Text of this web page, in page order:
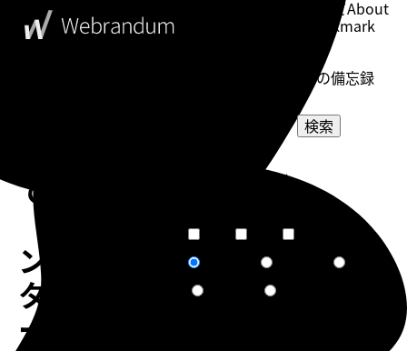
このブログについてAbout
Bookmark
ウェブデザイナーの備忘録
で
「イ
ン
タ
ー
検索
選択してください